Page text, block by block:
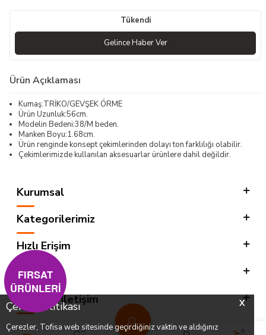
X
Çerez Politikası
Çerezler, Tofisa web sitesinde geçirdiğiniz vaktin ve aldığınız
0 0
Tükendi
Gelince Haber Ver
Ürün Açıklaması
Kumaş:TRİKO/GEVŞEK ÖRME
Ürün Uzunluk:56cm.
Modelin Bedeni:38/M beden.
Manken Boyu:1.68cm.
Ürün renginde konsept çekimlerinden dolayı ton farklılığı olabilir.
Çekimlerimizde kullanılan aksesuarlar ürünlere dahil değildir.
Kurumsal
Kategorilerimiz
Hızlı Erişim
Sosyal
Adres & İletişim
FIRSAT
ÜRÜNLERİ